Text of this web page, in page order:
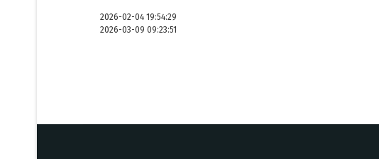
2026-02-04 19:54:29
2026-03-09 09:23:51